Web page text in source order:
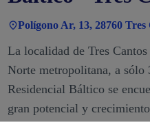
Polígono Ar, 13, 28760
La localidad de Tres
Norte metropolitana, a
Residencial Báltico se
gran potencial y